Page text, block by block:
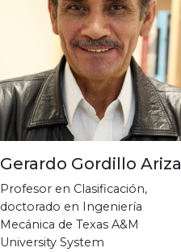
Gerardo Gordillo Ariza
Profesor en Clasificación,
doctorado en Ingeniería
Mecánica de Texas A&M
University System